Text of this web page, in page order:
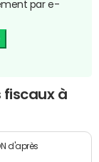
par e-
fiscaux à
d'après